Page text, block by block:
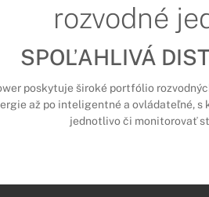
rozvodné
SPOĽAHLIVÁ
poskytuje široké portfólio
až po inteligentné a ovládateľné,
jednotlivo či monitorovať